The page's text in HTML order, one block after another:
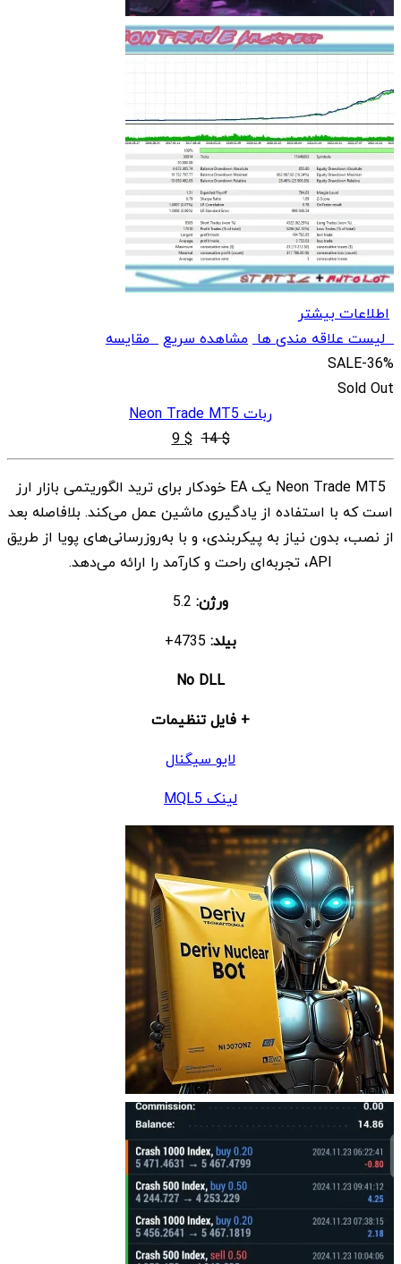
اطلاعات بیشتر
لیست علاقه مندی ها مشاهده سریعمقایسه
SALE-36%
Sold Out
ربات Neon Trade MT5
$
14
قیمت
اصلی
$ 14
بود.
$
9 قیمت
فعلی
$ 9
است.
Neon Trade MT5 یک EA خودکار برای ترید الگوریتمی بازار ارز
است که با استفاده از یادگیری ماشین عمل می‌کند. بلافاصله بعد
از نصب، بدون نیاز به پیکربندی، و با به‌روزرسانی‌های پویا از طریق
API، تجربه‌ای راحت و کارآمد را ارائه می‌دهد.
ورژن:
بیلد:
No DLL
+ فایل تنظیمات
لایو سیگنال
لینک MQL5